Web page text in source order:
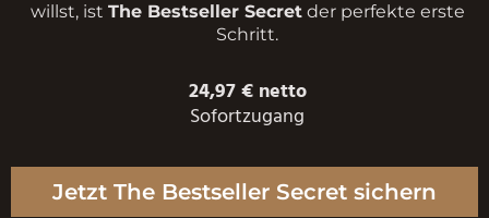
willst, ist The Bestseller Secretder perfekte erste
Schritt.
24,97 € netto
Sofortzugang
Jetzt The Bestseller Secret sichern